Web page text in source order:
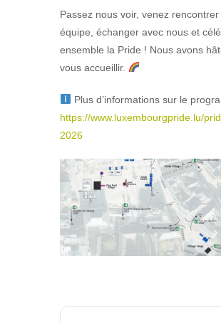
Passez nous voir, venez rencontrer
équipe, échanger avec nous et
ensemble la Pride ! Nous avons
vous accueillir.
Plus d’informations sur le
https://www.luxembourgpride.lu/
2026